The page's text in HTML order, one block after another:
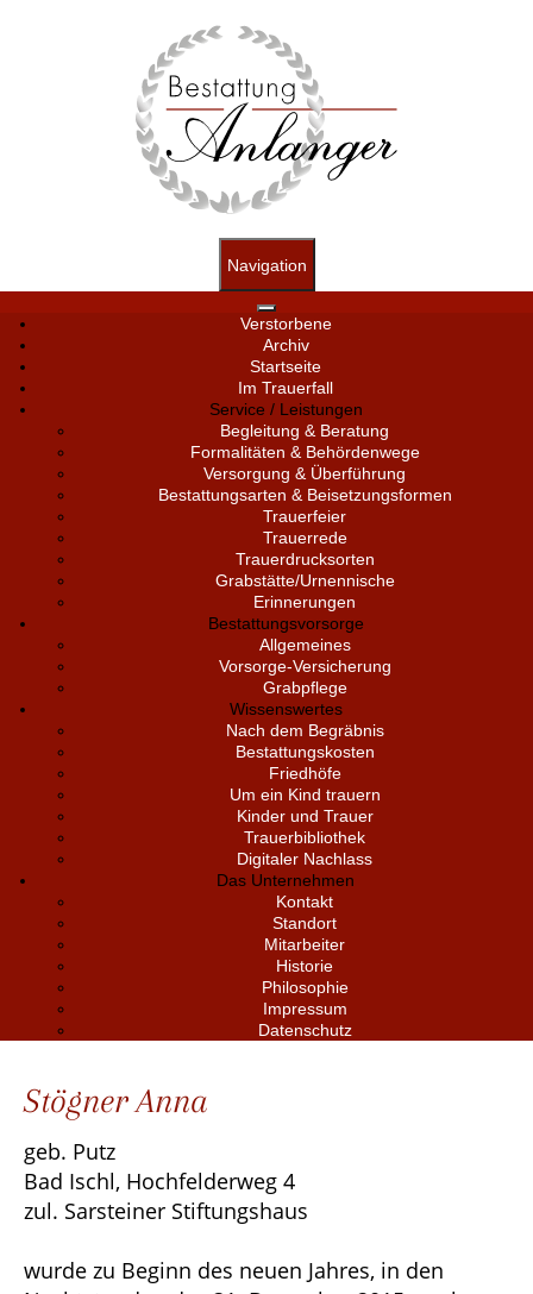
Navigation
Verstorbene
Archiv
Startseite
Im Trauerfall
Service / Leistungen
Begleitung & Beratung
Formalitäten & Behördenwege
Versorgung & Überführung
Bestattungsarten & Beisetzungsformen
Trauerfeier
Trauerrede
Trauerdrucksorten
Grabstätte/Urnennische
Erinnerungen
Bestattungsvorsorge
Allgemeines
Vorsorge-Versicherung
Grabpflege
Wissenswertes
Nach dem Begräbnis
Bestattungskosten
Friedhöfe
Um ein Kind trauern
Kinder und Trauer
Trauerbibliothek
Digitaler Nachlass
Das Unternehmen
Kontakt
Standort
Mitarbeiter
Historie
Philosophie
Impressum
Datenschutz
Stögner Anna
geb. Putz
Bad Ischl, Hochfelderweg 4
zul. Sarsteiner Stiftungshaus
wurde zu Beginn des neuen Jahres, in den